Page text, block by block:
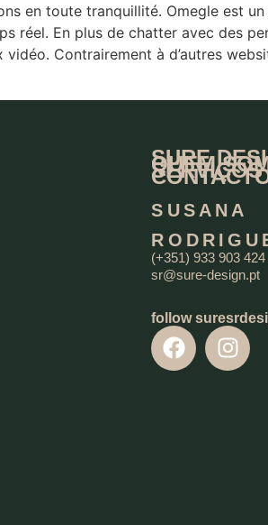
en toute tranquillité. Omegle est
réel. En plus de chatter avec des
Contrairement à d’autres
SURE
QUEM
SERVIÇOS
SUSANA
(+351) 933 903 424
sr@sure-design.pt
follow